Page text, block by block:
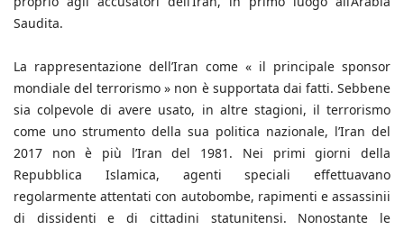
Saudita.
La rappresentazione dell’Iran come « il principale sponsor
mondiale del terrorismo » non è supportata dai fatti. Sebbene
sia colpevole di avere usato, in altre stagioni, il terrorismo
come uno strumento della sua politica nazionale, l’Iran del
2017 non è più l’Iran del 1981. Nei primi giorni della
Repubblica Islamica, agenti speciali effettuavano
regolarmente attentati con autobombe, rapimenti e assassinii
di dissidenti e di cittadini statunitensi. Nonostante le